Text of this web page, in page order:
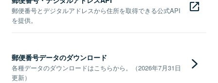
郵便番号とデジタルアドレスから住所を取得できる公式API
を提供。
郵便番号データのダウンロード
各種データのダウンロードはこちらから。（2026年7月31日
更新）